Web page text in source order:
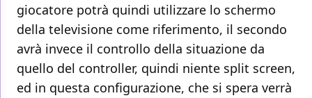
giocatore potrà quindi utilizzare lo schermo
della televisione come riferimento, il secondo
avrà invece il controllo della situazione da
quello del controller, quindi niente split screen,
ed in questa configurazione, che si spera verrà